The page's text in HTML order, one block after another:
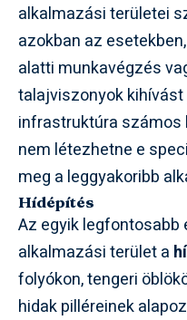
alkalmazási területei
azokban az
alatti munkavégzés
talajviszonyok
infrastruktúra
nem létezhetne e
meg a leggyakoribb
Hídépítés
Az egyik legfontosabb
alkalmazási terület a
folyókon, tengeri
hidak pilléreinek